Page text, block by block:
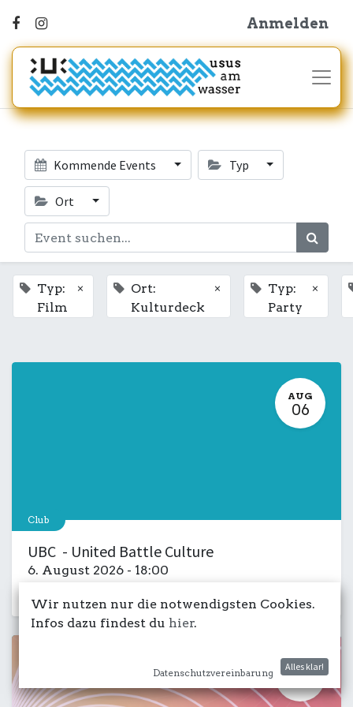
Anmelden
Kommende Events Typ
Ort
Typ:
Film
×
Ort:
Kulturdeck
×
Typ:
Party
×
AUG
06
Club
UBC - United Battle Culture
6. August 2026 - 18:00
AUG
Wir nutzen nur die notwendigsten Cookies.
Infos dazu findest du hier.
Datenschutzvereinbarung
Alles klar!